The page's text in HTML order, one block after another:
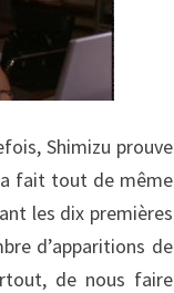
Shimizu prouve
fait tout de même
les dix premières
d’apparitions de
de nous faire